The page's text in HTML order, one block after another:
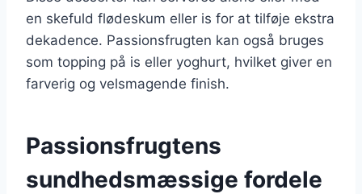
en skefuld flødeskum eller is for at tilføje ekstra
dekadence. Passionsfrugten kan også bruges
som topping på is eller yoghurt, hvilket giver en
farverig og velsmagende finish.
Passionsfrugtens
sundhedsmæssige fordele